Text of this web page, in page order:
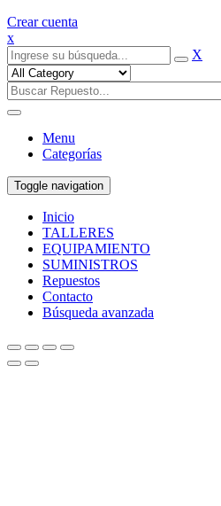
Crear cuenta
x
X
Menu
Categorías
Toggle navigation
Inicio
TALLERES
EQUIPAMIENTO
SUMINISTROS
Repuestos
Contacto
Búsqueda avanzada